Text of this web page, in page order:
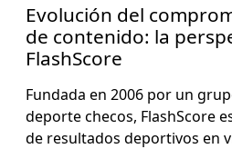
Evolución del
de contenido: la
FlashScore
Fun­da­da en 2006 por un
deporte checos, Flash­Score
de resul­ta­dos deportivos en